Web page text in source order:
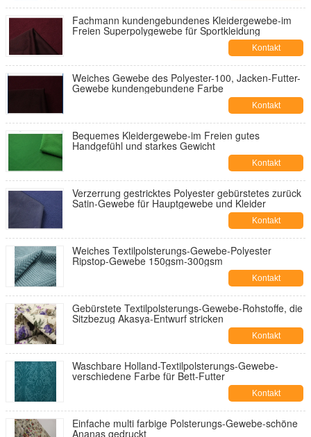
Fachmann kundengebundenes Kleidergewebe-im
Freien Superpolygewebe für Sportkleidung
Kontakt
Weiches Gewebe des Polyester-100, Jacken-Futter-
Gewebe kundengebundene Farbe
Kontakt
Bequemes Kleidergewebe-im Freien gutes
Handgefühl und starkes Gewicht
Kontakt
Verzerrung gestricktes Polyester gebürstetes zurück
Satin-Gewebe für Hauptgewebe und Kleider
Kontakt
Weiches Textilpolsterungs-Gewebe-Polyester
Ripstop-Gewebe 150gsm-300gsm
Kontakt
Gebürstete Textilpolsterungs-Gewebe-Rohstoffe, die
Sitzbezug Akasya-Entwurf stricken
Kontakt
Waschbare Holland-Textilpolsterungs-Gewebe-
verschiedene Farbe für Bett-Futter
Kontakt
Einfache multi farbige Polsterungs-Gewebe-schöne
Ananas gedruckt